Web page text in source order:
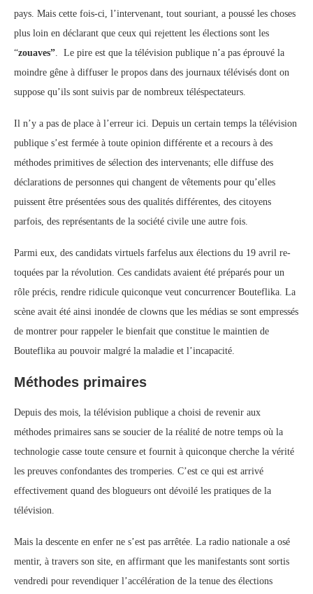
pays. Mais cette fois-ci, l’intervenant, tout souriant, a poussé les choses
plus loin en déclarant que ceux qui rejettent les élections sont les
“zouaves” . Le pire est que la télévision publique n’a pas éprouvé la
moindre gêne à diffuser le propos dans des journaux télévisés dont on
suppose qu’ils sont suivis par de nombreux téléspectateurs.
Il n’y a pas de place à l’erreur ici. Depuis un certain temps la télévision
publique s’est fermée à toute opinion différente et a recours à des
méthodes primitives de sélection des intervenants; elle diffuse des
déclarations de personnes qui changent de vêtements pour qu’elles
puissent être présentées sous des qualités différentes, des citoyens
parfois, des représentants de la société civile une autre fois.
Parmi eux, des candidats virtuels farfelus aux élections du 19 avril re-
toquées par la révolution. Ces candidats avaient été préparés pour un
rôle précis, rendre ridicule quiconque veut concurrencer Bouteflika. La
scène avait été ainsi inondée de clowns que les médias se sont empressés
de montrer pour rappeler le bienfait que constitue le maintien de
Bouteflika au pouvoir malgré la maladie et l’incapacité.
Méthodes primaires
Depuis des mois, la télévision publique a choisi de revenir aux
méthodes primaires sans se soucier de la réalité de notre temps où la
technologie casse toute censure et fournit à quiconque cherche la vérité
les preuves confondantes des tromperies. C’est ce qui est arrivé
effectivement quand des blogueurs ont dévoilé les pratiques de la
télévision.
Mais la descente en enfer ne s’est pas arrêtée. La radio nationale a osé
mentir, à travers son site, en affirmant que les manifestants sont sortis
vendredi pour revendiquer l’accélération de la tenue des élections